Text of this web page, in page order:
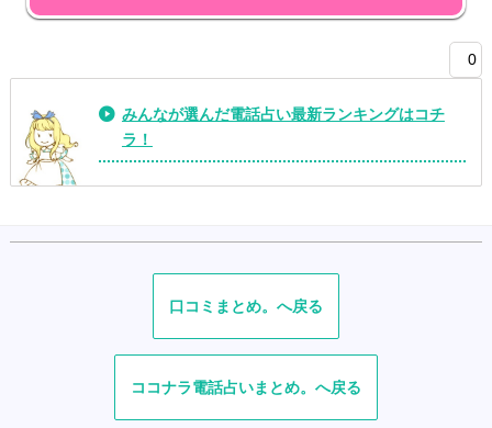
0
みんなが選んだ電話占い最新ランキングはコチ
ラ！
口コミ
ココナラ電話占い